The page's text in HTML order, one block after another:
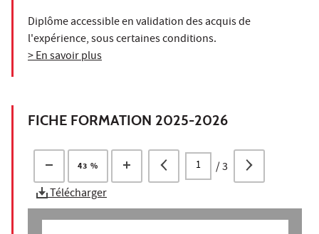
Diplôme accessible en validation des acquis de
l'expérience, sous certaines conditions.
> En savoir plus
FICHE FORMATION 2025-2026
43 % /3
Télécharger